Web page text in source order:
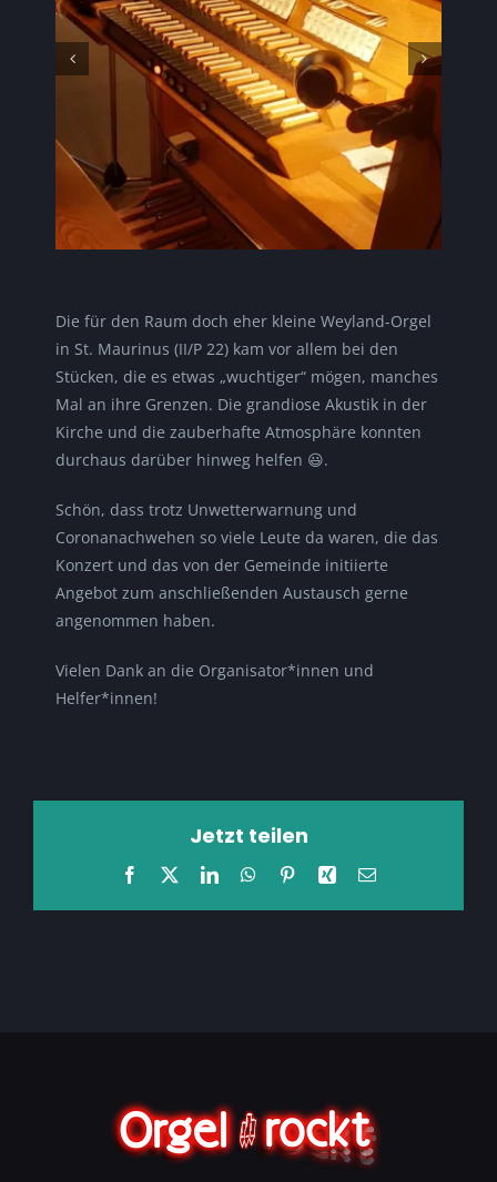
Die für den Raum doch eher kleine Weyland-Orgel
in St. Maurinus (II/P 22) kam vor allem bei den
Stücken, die es etwas „wuchtiger“ mögen, manches
Mal an ihre Grenzen. Die grandiose Akustik in der
Kirche und die zauberhafte Atmosphäre konnten
durchaus darüber hinweg helfen 😃.
Schön, dass trotz Unwetterwarnung und
Coronanachwehen so viele Leute da waren, die das
Konzert und das von der Gemeinde initiierte
Angebot zum anschließenden Austausch gerne
angenommen haben.
Vielen Dank an die Organisator*innen und
Helfer*innen!
Jetzt teilen
Facebook LinkedInWhatsApp
PinterestXing E-